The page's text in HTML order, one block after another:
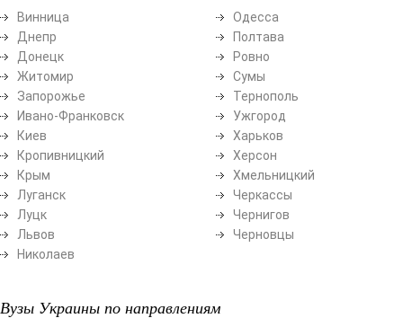
Винница
Днепр
Донецк
Житомир
Запорожье
Ивано-Франковск
Киев
Кропивницкий
Крым
Луганск
Луцк
Львов
Николаев
Одесса
Полтава
Ровно
Сумы
Тернополь
Ужгород
Харьков
Херсон
Хмельницкий
Черкассы
Чернигов
Черновцы
Вузы Украины по направлениям